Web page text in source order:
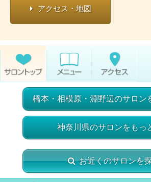
アクセス・地図
橋本・相模原・淵野辺のサロン
神奈川県のサロンをもっ
お近くのサロンを